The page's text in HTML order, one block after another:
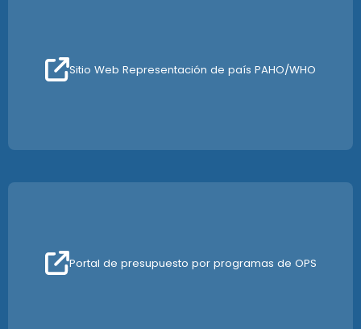
Sitio Web Representación de país PAHO/WHO
Portal de presupuesto por programas de OPS